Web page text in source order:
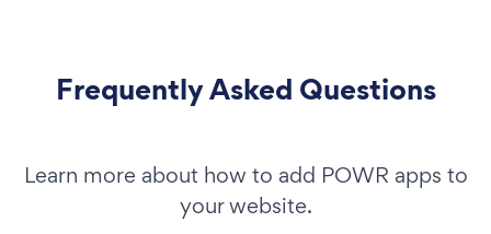
Frequently Asked Questions
Learn more about how to add POWR apps to
your website.